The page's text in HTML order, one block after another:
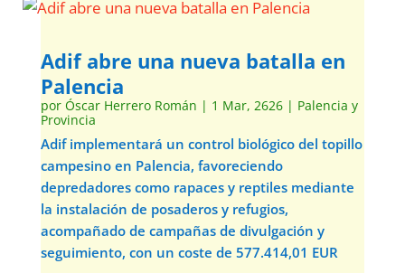
Adif abre una nueva batalla en
Palencia
por Óscar Herrero Román | 1 Mar, 2626| Palencia y
Provincia
Adif implementará un control biológico del topillo
campesino en Palencia, favoreciendo
depredadores como rapaces y reptiles mediante
la instalación de posaderos y refugios,
acompañado de campañas de divulgación y
seguimiento, con un coste de 577.414,01 EUR